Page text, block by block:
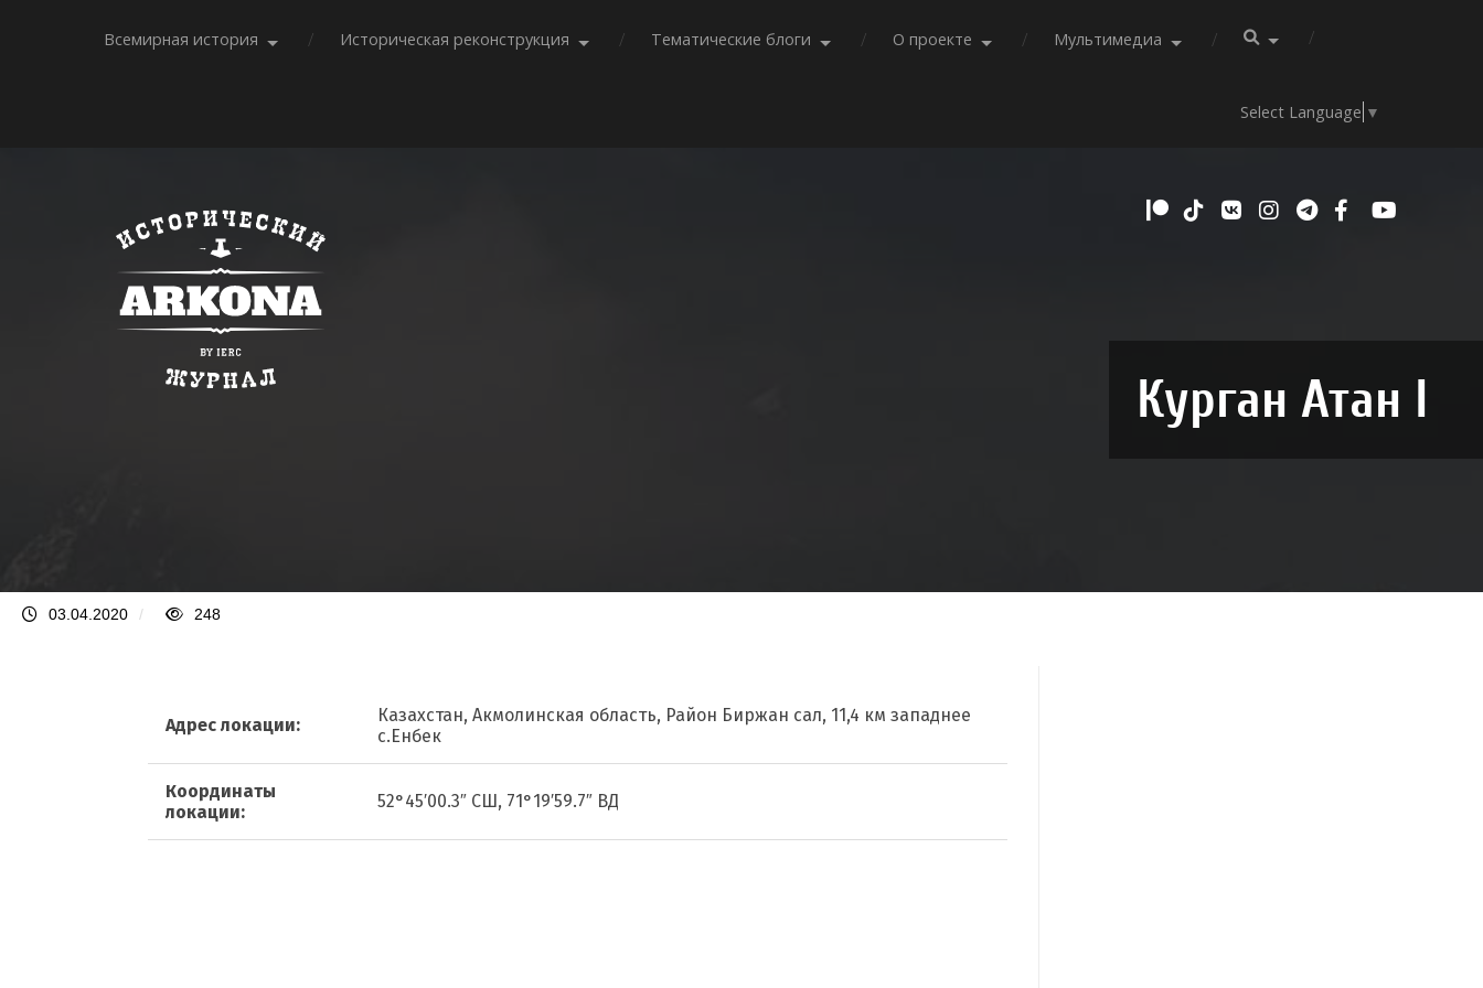
Всемирная история Историческая реконструкция Тематические блоги О проекте Мультимедиа
Select Language ▼
Курган Атан I
03.04.2020 / 248
Адрес локации:
Казахстан, Акмолинская область, Район Биржан сал, 11,4 км западнее
с.Енбек
Координаты
локации:
52°45′00.3″ СШ, 71°19′59.7″ ВД